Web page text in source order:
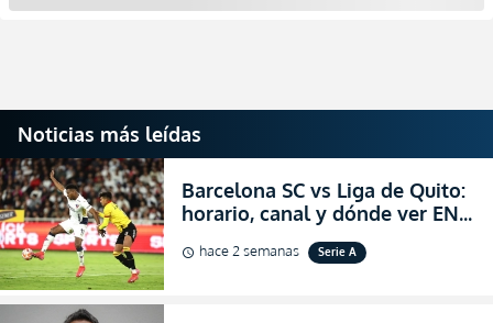
Noticias más leídas
Barcelona SC vs Liga de Quito:
horario, canal y dónde ver EN
VIVO la Fecha 22 de la LigaPro
2026
schedule hace 2 semanas Serie A